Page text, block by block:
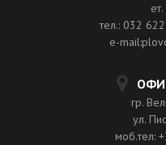
тел.: 032
e-
гр.
ул.
моб.тел: